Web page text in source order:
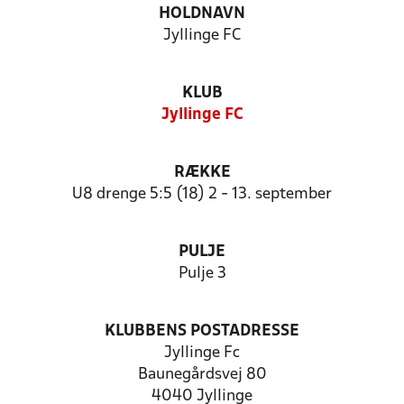
HOLDNAVN
Jyllinge FC
KLUB
Jyllinge FC
RÆKKE
U8 drenge 5:5 (18) 2 - 13. september
PULJE
Pulje 3
KLUBBENS POSTADRESSE
Jyllinge Fc
Baunegårdsvej 80
4040 Jyllinge